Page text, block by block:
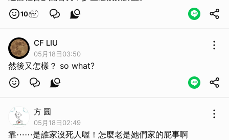
10
CF LIU
05月18日03:50
然後又怎樣？ so what?
方 圓
05月18日02:49
靠⋯⋯是誰家沒死人喔！怎麼老是她們家的屁事啊